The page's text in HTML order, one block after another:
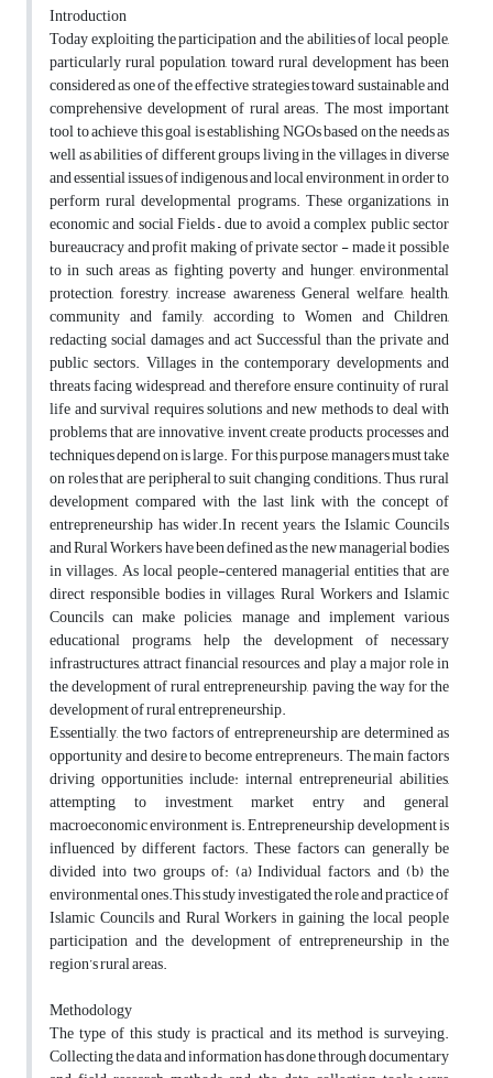
Introduction
Today exploiting the participation and the abilities of local people,
particularly rural population, toward rural development has been
considered as one of the effective strategies toward sustainable and
comprehensive development of rural areas. The most important
tool to achieve this goal is establishing NGOs based on the needs as
well as abilities of different groups living in the villages, in diverse
and essential issues of indigenous and local environment, in order to
perform rural developmental programs. These organizations, in
economic and social Fields – due to avoid a complex public sector
bureaucracy and profit making of private sector - made it possible
to in such areas as fighting poverty and hunger, environmental
protection, forestry, increase awareness General welfare, health,
community and family, according to Women and Children,
redacting social damages and act Successful than the private and
public sectors. Villages in the contemporary developments and
threats facing widespread, and therefore ensure continuity of rural
life and survival requires solutions and new methods to deal with
problems that are innovative, invent, create products, processes and
techniques depend on is large. For this purpose, managers must take
on roles that are peripheral to suit changing conditions. Thus, rural
development compared with the last link with the concept of
entrepreneurship has wider.In recent years, the Islamic Councils
and Rural Workers have been defined as the new managerial bodies
in villages. As local people-centered managerial entities that are
direct responsible bodies in villages, Rural Workers and Islamic
Councils can make policies, manage and implement various
educational programs, help the development of necessary
infrastructures, attract financial resources, and play a major role in
the development of rural entrepreneurship, paving the way for the
development of rural entrepreneurship.
Essentially, the two factors of entrepreneurship are determined as
opportunity and desire to become entrepreneurs. The main factors
driving opportunities include: internal entrepreneurial abilities,
attempting to investment, market entry and general
macroeconomic environment is. Entrepreneurship development is
influenced by different factors. These factors can generally be
divided into two groups of: (a) Individual factors, and (b) the
environmental ones.This study investigated the role and practice of
Islamic Councils and Rural Workers in gaining the local people
participation and the development of entrepreneurship in the
region’s rural areas.
Methodology
The type of this study is practical and its method is surveying.
Collecting the data and information has done through documentary